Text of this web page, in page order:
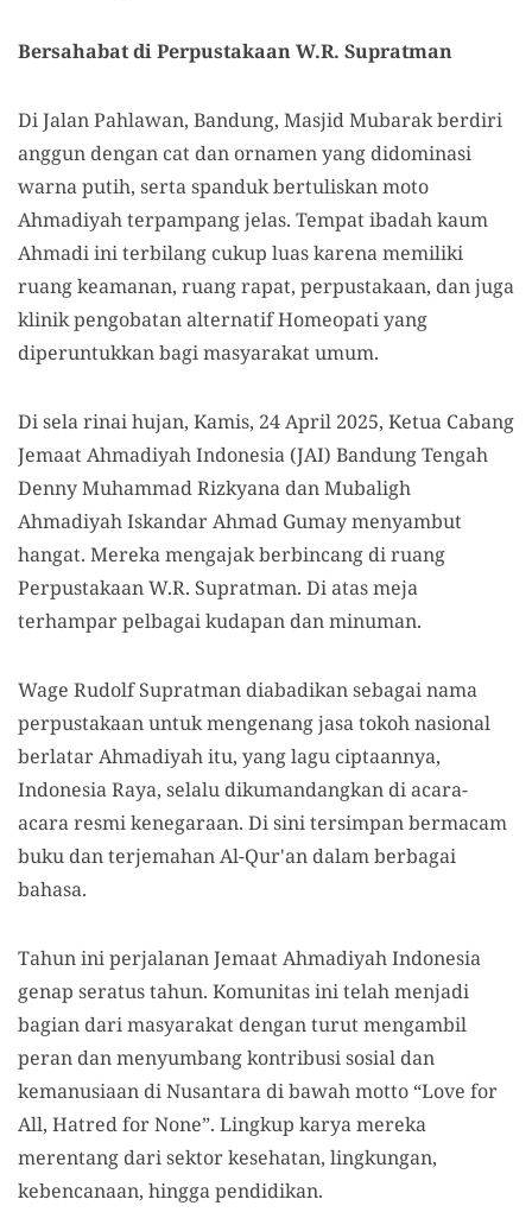
Bersahabat di Perpustakaan W.R. Supratman
Di Jalan Pahlawan, Bandung, Masjid Mubarak berdiri
anggun dengan cat dan ornamen yang didominasi
warna putih, serta spanduk bertuliskan moto
Ahmadiyah terpampang jelas. Tempat ibadah kaum
Ahmadi ini terbilang cukup luas karena memiliki
ruang keamanan, ruang rapat, perpustakaan, dan juga
klinik pengobatan alternatif Homeopati yang
diperuntukkan bagi masyarakat umum.
Di sela rinai hujan, Kamis, 24 April 2025, Ketua Cabang
Jemaat Ahmadiyah Indonesia (JAI) Bandung Tengah
Denny Muhammad Rizkyana dan Mubaligh
Ahmadiyah Iskandar Ahmad Gumay menyambut
hangat. Mereka mengajak berbincang di ruang
Perpustakaan W.R. Supratman. Di atas meja
terhampar pelbagai kudapan dan minuman.
Wage Rudolf Supratman diabadikan sebagai nama
perpustakaan untuk mengenang jasa tokoh nasional
berlatar Ahmadiyah itu, yang lagu ciptaannya,
Indonesia Raya, selalu dikumandangkan di acara-
acara resmi kenegaraan. Di sini tersimpan bermacam
buku dan terjemahan Al-Qur'an dalam berbagai
bahasa.
Tahun ini perjalanan Jemaat Ahmadiyah Indonesia
genap seratus tahun. Komunitas ini telah menjadi
bagian dari masyarakat dengan turut mengambil
peran dan menyumbang kontribusi sosial dan
kemanusiaan di Nusantara di bawah motto “Love for
All, Hatred for None”. Lingkup karya mereka
merentang dari sektor kesehatan, lingkungan,
kebencanaan, hingga pendidikan.